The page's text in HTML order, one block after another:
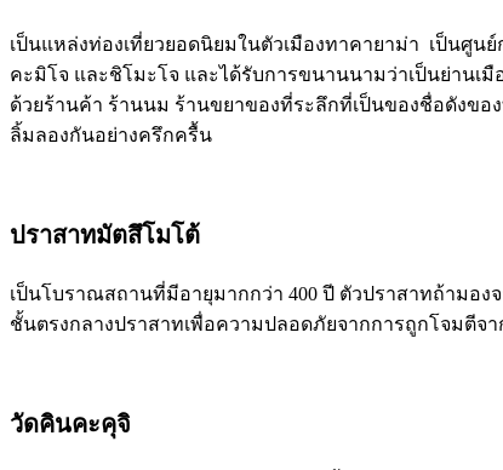
เป็นแหล่งท่องเที่ยวยอดนิยมในตัวเมืองทาคายาม่า เป็นศู
คะมิโจ และชิโมะโจ และได้รับการขนานนามว่าเป็นย่านเมื
ด้วยร้านค้า ร้านนม ร้านขยาของที่ระลึกที่เป็นของชื่อดังขอ
ลิ้มลองกันอย่างครึกครื้น
ปราสาทมัตสึโมโต้
เป็นโบราณสถานที่มีอายุมากกว่า 400 ปี ตัวปราสาทถ้ามอ
ชั้นตรงกลางปราสาทเพื่อความปลอดภัยจากการถูกโจมตีจ
วัดคินคะคุจิ